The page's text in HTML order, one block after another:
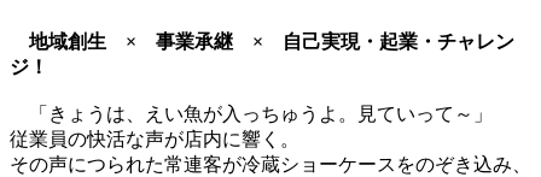
地域創生 × 事業承継 × 自己実現・起業・チャレン
ジ！
「きょうは、えい魚が入っちゅうよ。見ていって～」
従業員の快活な声が店内に響く。
その声につられた常連客が冷蔵ショーケースをのぞき込み、